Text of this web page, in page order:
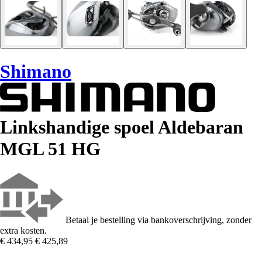
Shimano
Linkshandige spoel Aldebaran
MGL 51 HG
Betaal je bestelling via bankoverschrijving, zonder
extra kosten.
€ 434,95 € 425,89